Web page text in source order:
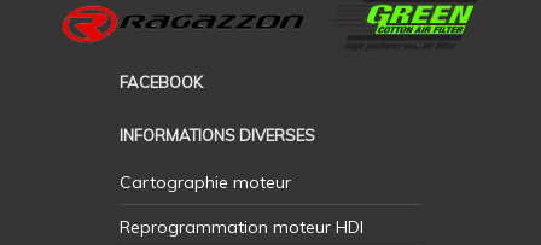
FACEBOOK
INFORMATIONS DIVERSES
Cartographie moteur
Reprogrammation moteur HDI